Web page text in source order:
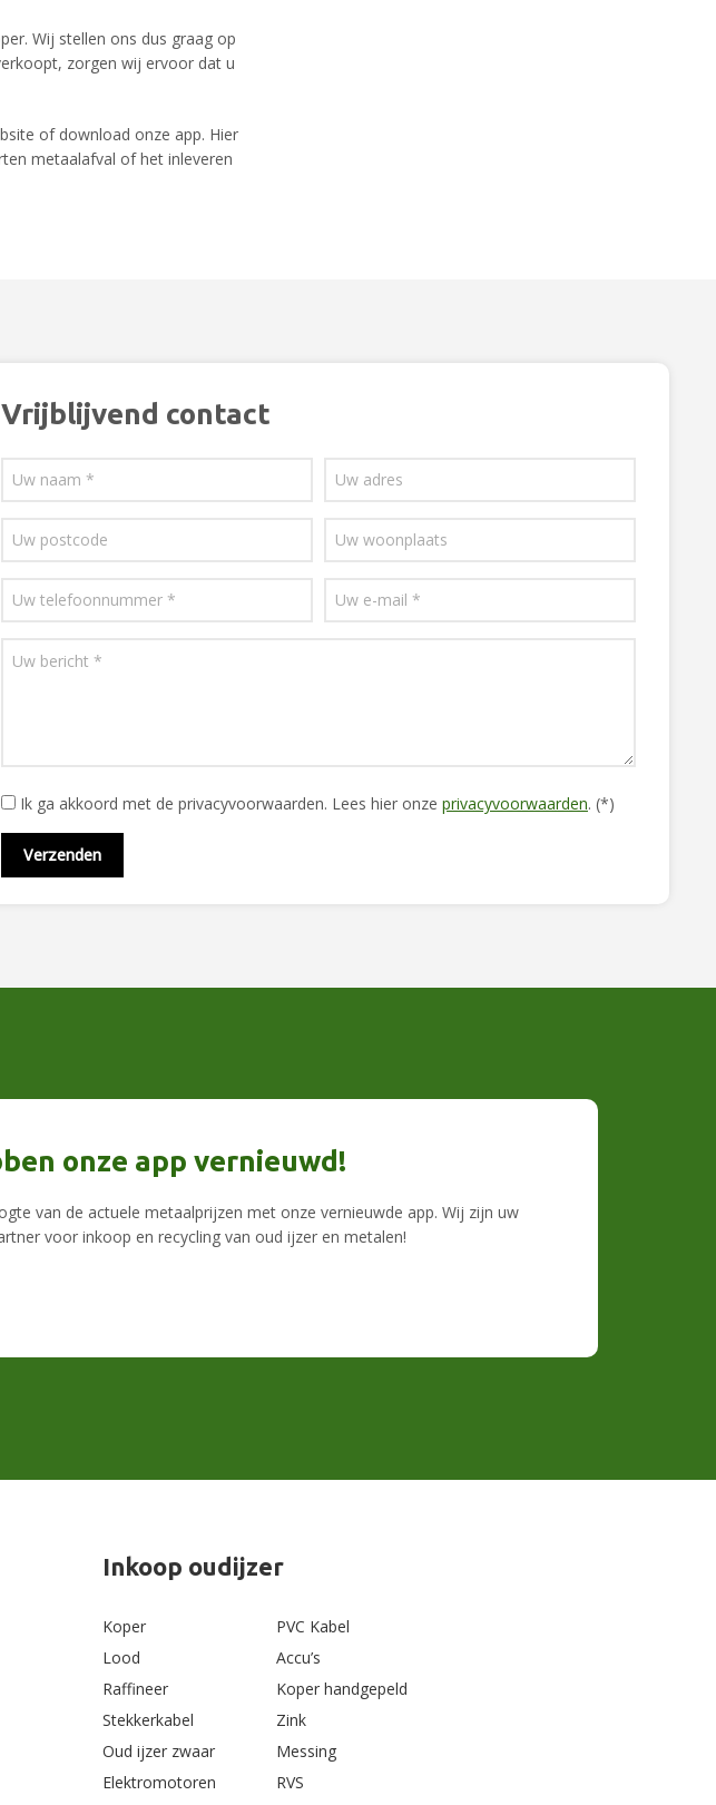
Wij stellen ons dus graag op
zorgen wij ervoor dat u
of download onze app. Hier
metaalafval of het inleveren
Vrijblijvend contact
Ik ga akkoord met de privacyvoorwaarden. Lees hier onze privacyvoorwaarden. (*)
onze app vernieuwd!
van de actuele metaalprijzen met onze vernieuwde app. Wij zijn uw
voor inkoop en recycling van oud ijzer en metalen!
Inkoop oudijzer
Koper
PVC Kabel
Lood
Accu’s
Raffineer
Koper handgepeld
Stekkerkabel
Zink
Oud ijzer zwaar
Messing
Elektromotoren
RVS